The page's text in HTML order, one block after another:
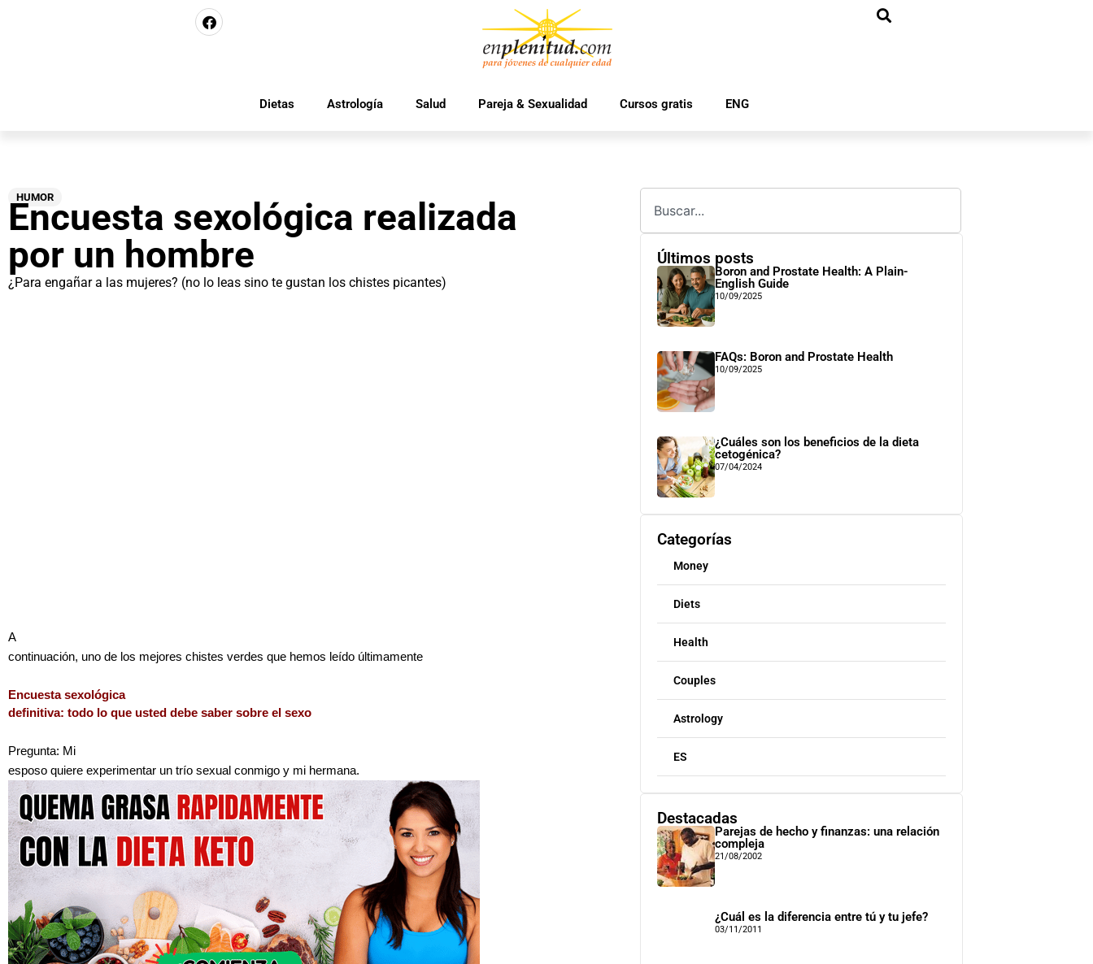
Dietas Astrología Salud Pareja & Sexualidad Cursos gratis ENG
HUMOR
Encuesta sexológica realizada
por un hombre
¿Para engañar a las mujeres? (no lo leas sino te gustan los chistes picantes)
A
continuación, uno de los mejores chistes verdes que hemos leído últimamente
Encuesta sexológica
definitiva: todo lo que usted debe saber sobre el sexo
Pregunta: Mi
esposo quiere experimentar un trío sexual conmigo y mi hermana.
Últimos posts
Boron and Prostate Health: A Plain-
English Guide
10/09/2025
FAQs: Boron and Prostate Health
10/09/2025
¿Cuáles son los beneficios de la dieta
cetogénica?
07/04/2024
Categorías
Money
Diets
Health
Couples
Astrology
ES
Destacadas
Parejas de hecho y finanzas: una relación
compleja
21/08/2002
¿Cuál es la diferencia entre tú y tu jefe?
03/11/2011